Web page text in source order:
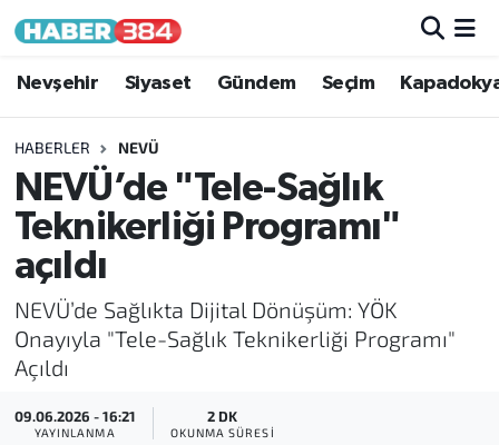
Nevşehir Siyaset Gündem Seçim
HABERLER NEVÜ
NEVÜ’de "Tele-Sağlık
Teknikerliği Programı"
açıldı
NEVÜ’de Sağlıkta Dijital Dönüşüm: YÖK
Onayıyla "Tele-Sağlık Teknikerliği Programı"
Açıldı
09.06.2026 - 16:21
YAYINLANMA
2 DK
OKUNMA SÜRESI
Nöbetçi Eczaneler
Hava Durumu
Trafik Durumu
Süper Lig Puan Durumu ve Fikstür
Tüm Manşetler
Son Dakika Haberleri
Haber Arşivi